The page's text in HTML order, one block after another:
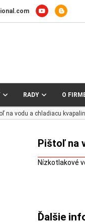
RADY O
na vodu a chladiacu
Pištoľ na
Nízkotlakové
Ďalšie